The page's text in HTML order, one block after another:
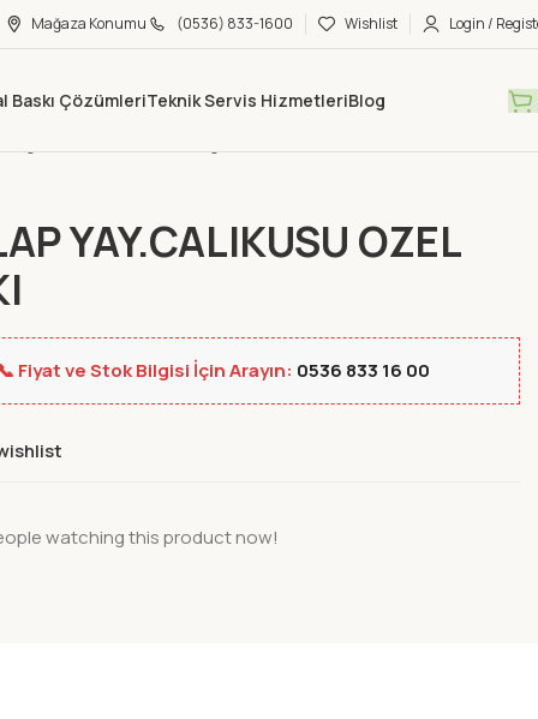
Mağaza Konumu (0536) 833-1600 Wishlist Login /
Baskı ÇözümleriTeknik Servis HizmetleriBlog
YAY.CALIKUSU OZEL
Fiyat ve Stok Bilgisi İçin Arayın: 0536 833 16 00
watching this product now!